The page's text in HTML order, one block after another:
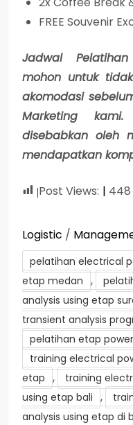
FREE Souvenir
Jadwal
mohon untuk
akomodasi
Marketing
disebabkan oleh
mendapatkan
Post Views: 448
Logistic /
pelatihan electrical
etap medan ,
analysis using etap
transient analysis
pelatihan etap
training electrical
etap ,
training
using etap bali ,
analysis using etap di